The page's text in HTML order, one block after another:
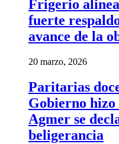
Frigerio alinea
fuerte
avance de la
20 marzo, 2026
Paritarias
Gobierno
Agmer se
beligerancia